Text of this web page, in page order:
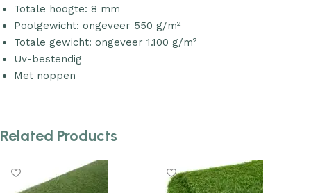
Totale hoogte: 8 mm
Poolgewicht: ongeveer 550 g/m²
Totale gewicht: ongeveer 1.100 g/m²
Uv-bestendig
Met noppen
Related Products